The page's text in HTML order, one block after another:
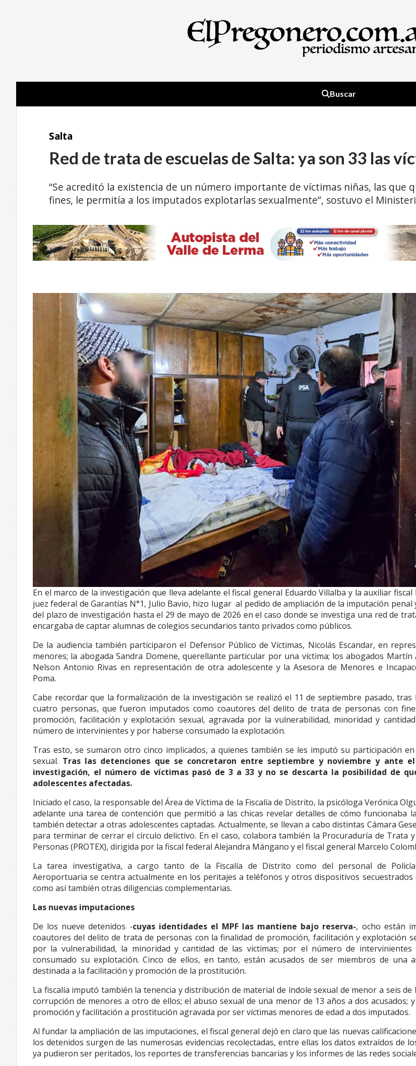
Buscar
Red de trata de escuelas de Salta: ya son 33 las
“Se acreditó la existencia de un número importante de víctimas niñas, las que
fines, le permitía a los imputados explotarlas sexualmente”, sostuvo el
Salta
En el marco de la investigación que lleva adelante el fiscal general Eduardo Villalba y la auxiliar fiscal
juez federal de Garantías N°1, Julio Bavio, hizo lugar al pedido de ampliación de la imputación penal
del plazo de investigación hasta el 29 de mayo de 2026 en el caso donde se investiga una red de
encargaba de captar alumnas de colegios secundarios tanto privados como públicos.
De la audiencia también participaron el Defensor Público de Víctimas, Nicolás Escandar, en
menores; la abogada Sandra Domene, querellante particular por una víctima; los abogados Martín
Nelson Antonio Rivas en representación de otra adolescente y la Asesora de Menores e
Poma.
Cabe recordar que la formalización de la investigación se realizó el 11 de septiembre pasado, tras
cuatro personas, que fueron imputados como coautores del delito de trata de personas con
promoción, facilitación y explotación sexual, agravada por la vulnerabilidad, minoridad y
número de intervinientes y por haberse consumado la explotación.
Tras esto, se sumaron otro cinco implicados, a quienes también se les imputó su participación
sexual. Tras las detenciones que se concretaron entre septiembre y noviembre y ante
investigación, el número de víctimas pasó de 3 a 33 y no se descarta la posibilidad de
adolescentes afectadas.
Iniciado el caso, la responsable del Área de Víctima de la Fiscalía de Distrito, la psicóloga Verónica
adelante una tarea de contención que permitió a las chicas revelar detalles de cómo funcionaba
también detectar a otras adolescentes captadas. Actualmente, se llevan a cabo distintas Cámara
para terminar de cerrar el círculo delictivo. En el caso, colabora también la Procuraduría de Trata
Personas (PROTEX), dirigida por la fiscal federal Alejandra Mángano y el fiscal general Marcelo
La tarea investigativa, a cargo tanto de la Fiscalía de Distrito como del personal de
Aeroportuaria se centra actualmente en los peritajes a teléfonos y otros dispositivos secuestrados
como así también otras diligencias complementarias.
Las nuevas imputaciones
De los nueve detenidos -cuyas identidades el MPF las mantiene bajo reserva-, ocho están
coautores del delito de trata de personas con la finalidad de promoción, facilitación y explotación
por la vulnerabilidad, la minoridad y cantidad de las víctimas; por el número de
consumado su explotación. Cinco de ellos, en tanto, están acusados de ser miembros de una
destinada a la facilitación y promoción de la prostitución.
La fiscalía imputó también la tenencia y distribución de material de índole sexual de menor a seis de
corrupción de menores a otro de ellos; el abuso sexual de una menor de 13 años a dos acusados;
promoción y facilitación a prostitución agravada por ser víctimas menores de edad a dos imputados.
Al fundar la ampliación de las imputaciones, el fiscal general dejó en claro que las nuevas
los detenidos surgen de las numerosas evidencias recolectadas, entre ellas los datos extraídos de
ya pudieron ser peritados, los reportes de transferencias bancarias y los informes de las redes